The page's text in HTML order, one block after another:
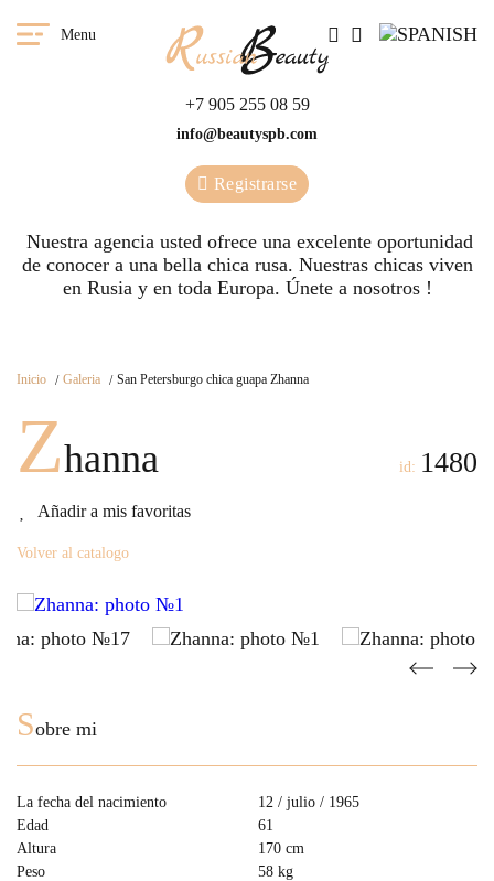
Menu
+7 905 255 08 59
info@beautyspb.com
Registrarse
Nuestra agencia usted ofrece una excelente oportunidad
de conocer a una bella chica rusa. Nuestras сhicas viven
en Rusia y en toda Europa. Únete a nosotros !
Inicio Galeria San Petersburgo chica guapa Zhanna
Zhanna
Añadir a mis favoritas
id: 1480
Volver al catalogo
Sobre mi
La fecha del nacimiento
12 / julio / 1965
Edad
61
Altura
170 cm
Peso
58 kg